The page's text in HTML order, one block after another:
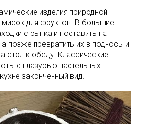
изделия природной
для фруктов. В большие
с рынка и поставить на
позже превратить их в подносы и
стол к обеду. Классические
с глазурью пастельных
законченный вид.